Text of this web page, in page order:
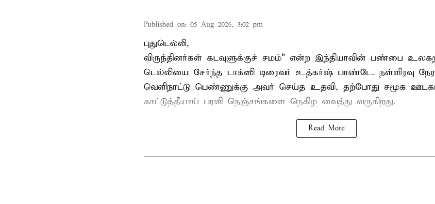
Published on: 05 Aug 2026, 3:02 pm
புதுடெல்லி,
விருந்தினர்கள் கடவுளுக்குச் சமம்" என்ற இந்தியாவின் பண்பை
டெல்லியை சேர்ந்த டாக்ஸி டிரைவர் உத்கர்ஷ் பாண்டே. நள்ளிரவு
வெளிநாட்டு பெண்ணுக்கு அவர் செய்த உதவி, தற்போது சமூக
காட்டுத்தீயாய் பரவி நெஞ்சங்களை நெகிழ வைத்து வருகிறது.
Read More